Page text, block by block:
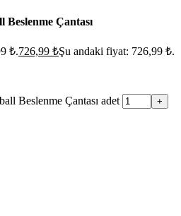
Çantası
₺.726,99 ₺Şu andaki fiyat: 726,99 ₺.
Beslenme Çantası adet
+